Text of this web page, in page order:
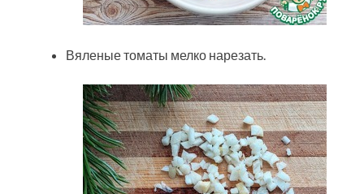
Вяленые томаты мелко нарезать.